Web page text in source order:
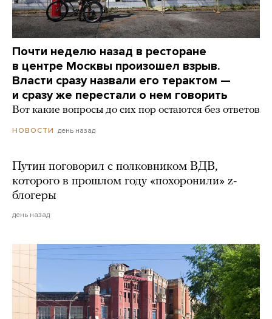
Почти неделю назад в ресторане
в центре Москвы произошел взрыв.
Власти сразу назвали его терактом —
и сразу же перестали о нем говорить
Вот какие вопросы до сих пор остаются без ответов
НОВОСТИ день назад
Путин поговорил с полковником ВДВ,
которого в прошлом году «похоронили» z-
блогеры
день назад